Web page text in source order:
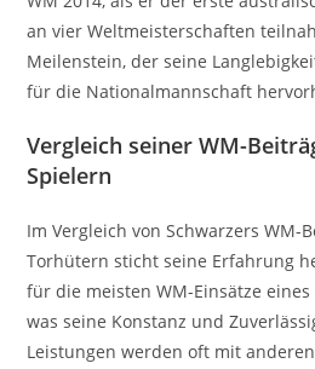
an vier Weltmeisterschaften
Meilenstein, der seine
für die Nationalmannschaft
Vergleich seiner WM-
Spielern
Im Vergleich von Schwarzers WM-
Torhütern sticht seine Erfahrung
für die meisten WM-Einsätze
was seine Konstanz und
Leistungen werden oft mit